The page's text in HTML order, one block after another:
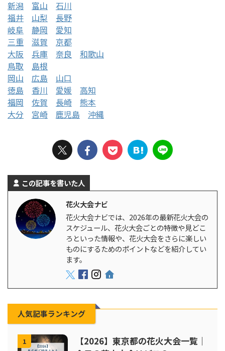
新潟
富山
石川
福井
山梨
長野
岐阜
静岡
愛知
三重
滋賀
京都
大阪
兵庫 奈良
和歌山
鳥取
島根
岡山
広島
山口
徳島
香川 愛媛
高知
福岡
佐賀 長崎
熊本
大分
宮崎 鹿児島 沖縄
この記事を書いた人
花火大会ナビ
花火大会ナビでは、2026年の最新花火大会の
スケジュール、花火大会ごとの特徴や見どこ
ろといった情報や、花火大会をさらに楽しい
ものにするためのポイントなどを紹介してい
ます。
人気記事ランキング
1
【2026】東京都の花火大会一覧｜